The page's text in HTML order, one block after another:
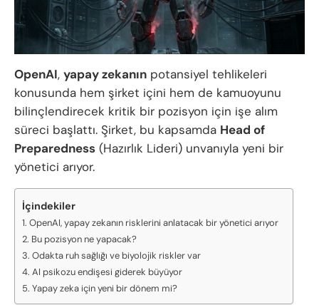
OpenAI, yapay zekanın potansiyel tehlikeleri
konusunda hem şirket içini hem de kamuoyunu
bilinçlendirecek kritik bir pozisyon için işe alım
süreci başlattı. Şirket, bu kapsamda Head of
Preparedness (Hazırlık Lideri) unvanıyla yeni bir
yönetici arıyor.
İçindekiler
OpenAI, yapay zekanın risklerini anlatacak bir yönetici arıyor
Bu pozisyon ne yapacak?
Odakta ruh sağlığı ve biyolojik riskler var
AI psikozu endişesi giderek büyüyor
Yapay zeka için yeni bir dönem mi?